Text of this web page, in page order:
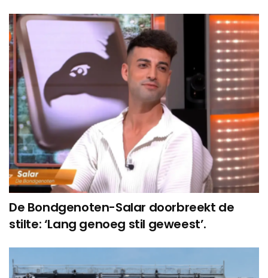
De Bondgenoten-Salar doorbreekt de
stilte: ‘Lang genoeg stil geweest’.